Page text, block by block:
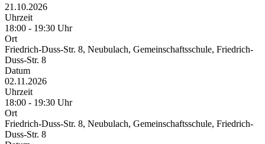
21.10.2026
Uhrzeit
18:00 - 19:30 Uhr
Ort
Friedrich-Duss-Str. 8, Neubulach, Gemeinschaftsschule, Friedrich-
Duss-Str. 8
Datum
02.11.2026
Uhrzeit
18:00 - 19:30 Uhr
Ort
Friedrich-Duss-Str. 8, Neubulach, Gemeinschaftsschule, Friedrich-
Duss-Str. 8